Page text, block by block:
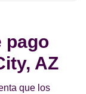
pago
AZ
que los